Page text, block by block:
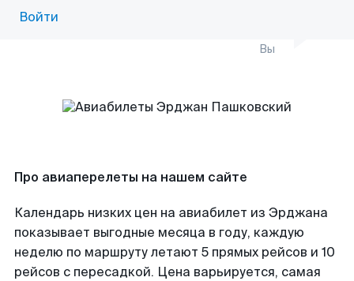
Войти
Вы
Про авиаперелеты на нашем сайте
Календарь низких цен на авиабилет из Эрджана
показывает выгодные месяца в году, каждую
неделю по маршруту летают 5 прямых рейсов и 10
рейсов с пересадкой. Цена варьируется, самая